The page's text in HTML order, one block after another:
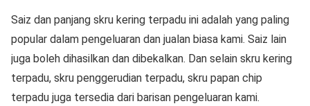
Saiz dan panjang skru kering terpadu ini adalah yang paling
popular dalam pengeluaran dan jualan biasa kami. Saiz lain
juga boleh dihasilkan dan dibekalkan. Dan selain skru kering
terpadu, skru penggerudian terpadu, skru papan chip
terpadu juga tersedia dari barisan pengeluaran kami.